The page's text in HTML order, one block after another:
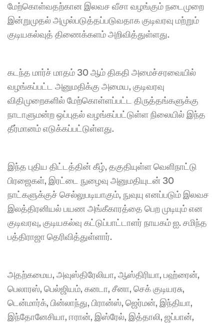
மேற்கொள்வதற்கான இலவச வீசா வழங்கும் நடைமுறை
இன்றுமுதல் அமுல்படுத்தப்படுவதாக குடிவரவு மற்றும்
குடியகல்வுத் திணைக்களம் அறிவித்துள்ளது.
கடந்த மார்ச் மாதம் 30 ஆம் திகதி அமைச்சரவையில்
வழங்கப்பட்ட அனுமதிக்கு அமைய, குடிவரவு
விதிமுறைகளில் மேற்கொள்ளப்பட்ட திருத்தங்களுக்கு
நாடாளுமன்ற ஒப்புதல் வழங்கப்பட்டுள்ள நிலையில் இந்த
தீர்மானம் எடுக்கப்பட்டுள்ளது.
இந்த புதிய திட்டத்தின் கீழ், தகுதியுள்ள வெளிநாட்டு
பிரஜைகள், இரட்டை நுழைவு அனுமதியுடன் 30
நாட்களுக்குச் செல்லுபடியாகும், நுவுயு எனப்படும் இலவச
இலத்திரனியல் பயண அங்கீகாரத்தை பெற முடியும் என
குடிவரவு, குடியகல்வு கட்டுப்பாட்டாளர் நாயகம் ஐ. சமிந்த
பத்திராஜா தெரிவித்துள்ளார்.
அதற்கமைய, அவுஸ்திரேலியா, ஆஸ்திரியா, பஹ்ரைன்,
பெலாரஸ், ​​பெல்ஜியம், கனடா, சீனா, செக் குடியரசு,
டென்மார்க், பின்லாந்து, பிரான்ஸ், ஜெர்மன், இந்தியா,
இந்தோனேசியா, ஈரான், இஸ்ரேல், இத்தாலி, ஜப்பான்,